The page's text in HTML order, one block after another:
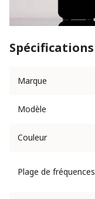
Spécifications
Marque
Modèle
Couleur
Plage de fréquences